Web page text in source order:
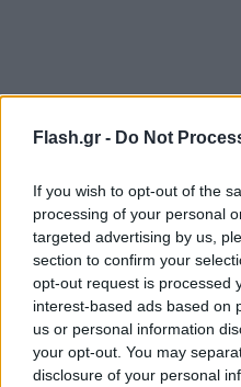
Flash.gr - Do Not
If you wish to opt-out of the
processing of your personal
targeted advertising by us,
section to confirm your
opt-out request is processed
interest-based ads based on
us or personal information
your opt-out. You may
disclosure of your personal